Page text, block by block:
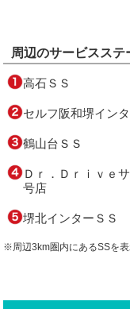
周辺のサービスステ
高石ＳＳ
セルフ阪和堺イン
鶴山台ＳＳ
Ｄｒ．Ｄｒｉｖｅ
号店
堺北インターＳＳ
※周辺3km圏内にあるSSを表